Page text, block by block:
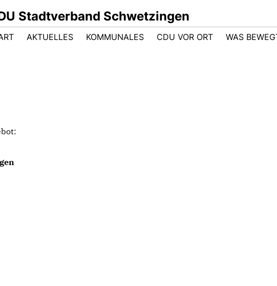
Stadtverband Schwetzingen
AKTUELLES KOMMUNALES CDU VOR ORT WAS